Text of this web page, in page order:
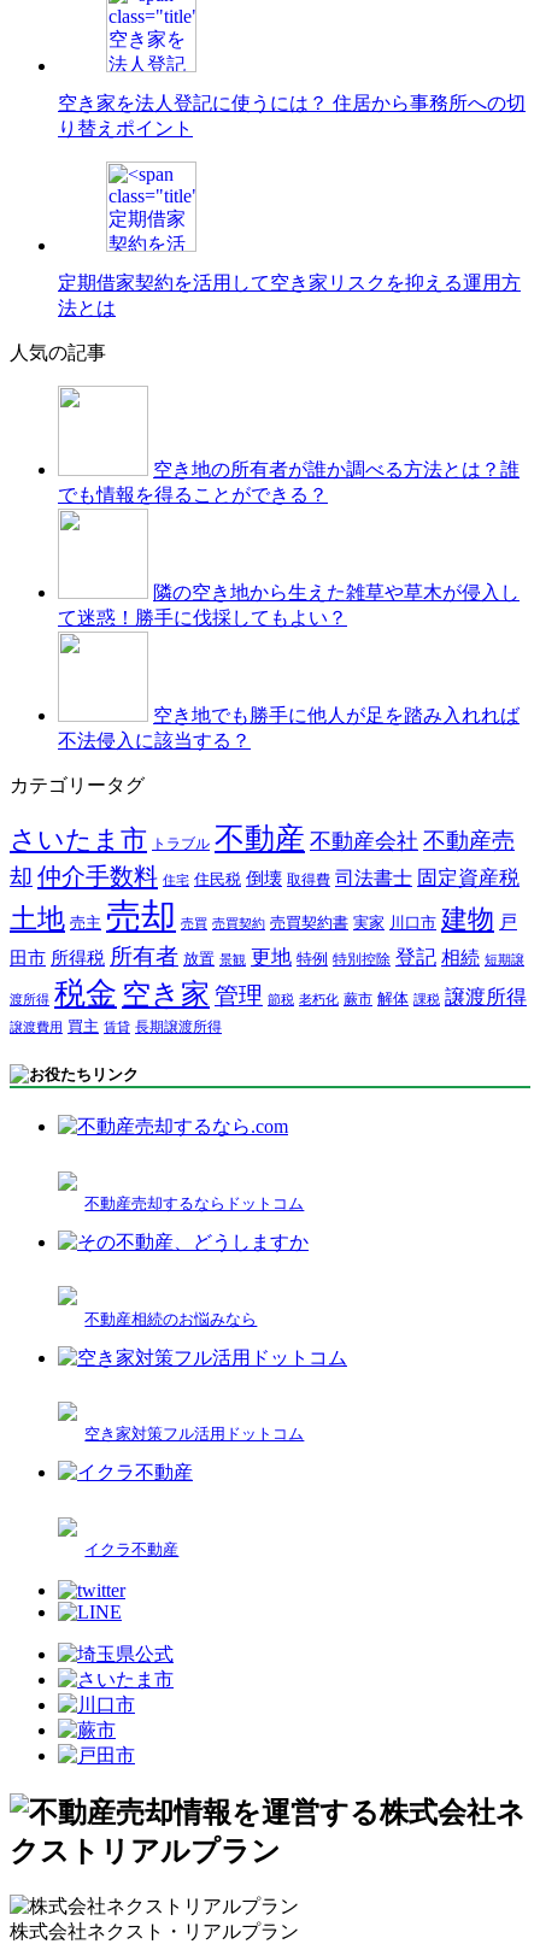
空き家を法人登記に使うには？ 住居から事務所への切
り替えポイント
定期借家契約を活用して空き家リスクを抑える運用方
法とは
人気の記事
空き地の所有者が誰か調べる方法とは？誰
でも情報を得ることができる？
隣の空き地から生えた雑草や草木が侵入し
て迷惑！勝手に伐採してもよい？
空き地でも勝手に他人が足を踏み入れれば
不法侵入に該当する？
カテゴリータグ
さいたま市 トラブル 不動産 不動産会社 不動産売
却 仲介手数料 住宅 住民税 倒壊 取得費 司法書士 固定資産税
土地 売主 売却 売買 売買契約 売買契約書 実家 川口市 建物 戸
田市 所得税 所有者 放置 景観 更地 特例 特別控除 登記 相続 短期譲
渡所得 税金 空き家 管理 節税 老朽化 蕨市 解体 課税 譲渡所得
譲渡費用 買主 賃貸 長期譲渡所得
不動産売却するならドットコム
不動産相続のお悩みなら
空き家対策フル活用ドットコム
イクラ不動産
株式会社ネクスト・リアルプラン